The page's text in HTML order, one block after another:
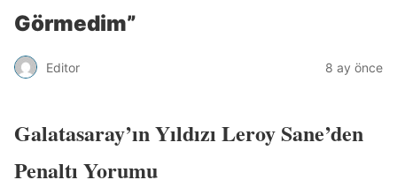
Görmedim”
Editor 8 ay önce
Galatasaray’ın Yıldızı Leroy Sane’den
Penaltı Yorumu